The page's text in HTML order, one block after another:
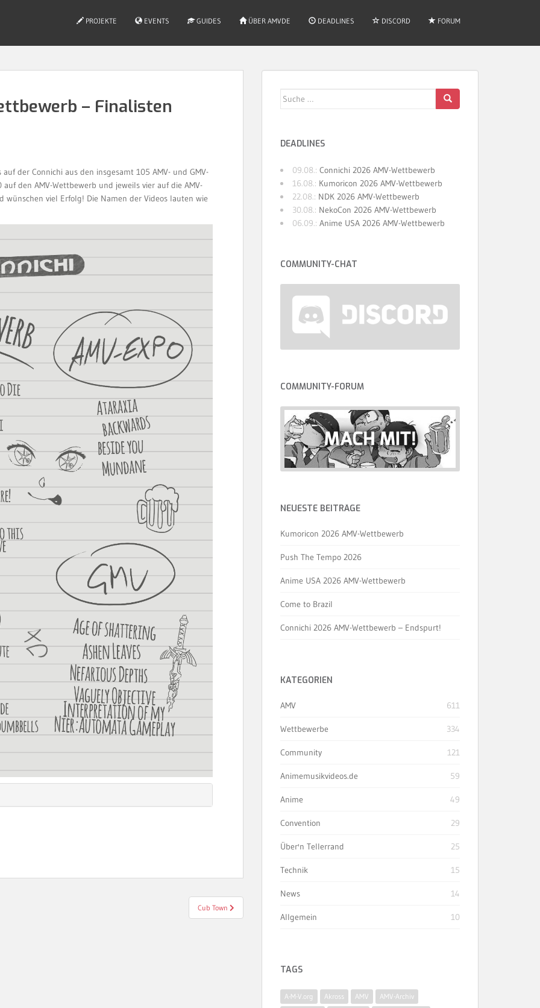
PROJEKTE EVENTS GUIDES ÜBER AMVDE DEADLINES DISCORD FORUM
– Finalisten
der Connichi aus den insgesamt 105 AMV- und GMV-
den AMV-Wettbewerb und jeweils vier auf die AMV-
wünschen viel Erfolg! Die Namen der Videos lauten wie
Cub Town
Suche
DEADLINES
09.08.: Connichi 2026 AMV-Wettbewerb
16.08.: Kumoricon 2026 AMV-Wettbewerb
22.08.: NDK 2026 AMV-Wettbewerb
30.08.: NekoCon 2026 AMV-Wettbewerb
06.09.: Anime USA 2026 AMV-Wettbewerb
COMMUNITY-CHAT
COMMUNITY-FORUM
NEUESTE BEITRÄGE
Kumoricon 2026 AMV-Wettbewerb
Push The Tempo 2026
Anime USA 2026 AMV-Wettbewerb
Come to Brazil
Connichi 2026 AMV-Wettbewerb – Endspurt!
KATEGORIEN
AMV 611
Wettbewerbe 334
Community 121
Animemusikvideos.de 59
Anime 49
Convention 29
Über'n Tellerrand 25
Technik 15
News 14
Allgemein 10
TAGS
A-M-V.org Akross AMV
AMV-Archiv